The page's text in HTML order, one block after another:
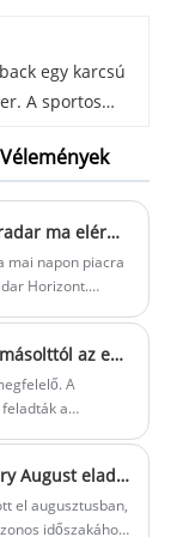
amely
visz. . Fejlett
van
nagyobb
egy karcsú
A sportos
hajtott,
nagyszerű
a
Vélemények
A kettős első és hátsó motoros geely radar ma elérhető lesz.
mai napon piacra
Horizont.
A kínai sportautó-márkák fejlődése a másolttól az eredetiig
A
a
össze azokkal
Éves szinten 23,7%-os növekedés Chery August eladásai több mint 210 000 darab
el augusztusban,
időszakához